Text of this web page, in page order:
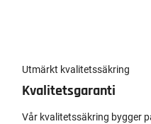
Utmärkt kvalitetssäkring
Kvalitetsgaranti
Vår kvalitetssäkring bygger